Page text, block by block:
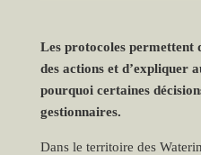
Les protocoles permettent
des actions et d’expliquer
pourquoi certaines
gestionnaires.
Dans le territoire des